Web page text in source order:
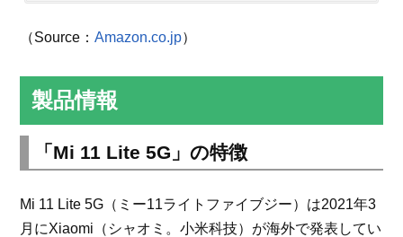
（Source：Amazon.co.jp）
製品情報
「Mi 11 Lite 5G」の特徴
Mi 11 Lite 5G（ミー11ライトファイブジー）は2021年3
月にXiaomi（シャオミ。小米科技）が海外で発表してい